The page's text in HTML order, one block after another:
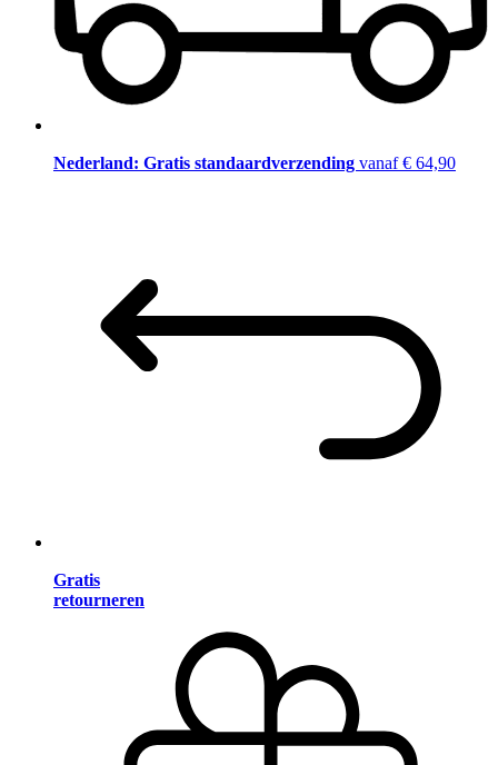
Nederland: Gratis standaardverzending vanaf € 64,90
Gratis
retourneren